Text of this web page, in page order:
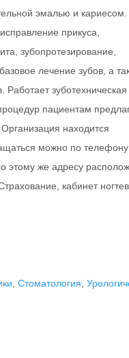
эмалью и кариесом.
прикуса,
зубопротезирование,
лечение зубов, а
Работает зуботехническая
пациентам
находится
можно по
этому же адресу
кабинет
Стоматология